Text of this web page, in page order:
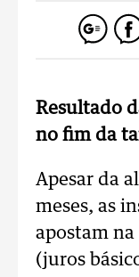
Resultado
no fim da
Apesar da
meses, as
apostam
(juros